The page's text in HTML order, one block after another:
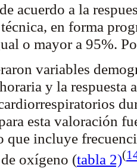
acuerdo a la
en forma
o mayor a 95%.
variables
y la respuesta
esta valoración
que incluye
oxígeno (tabla 2)(